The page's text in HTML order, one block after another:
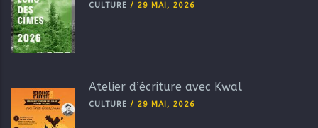
CULTURE / 29 MAI, 2026
Atelier d’écriture avec Kwal
CULTURE / 29 MAI, 2026